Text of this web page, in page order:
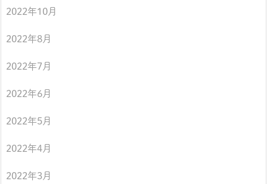
2022年10月
2022年8月
2022年7月
2022年6月
2022年5月
2022年4月
2022年3月